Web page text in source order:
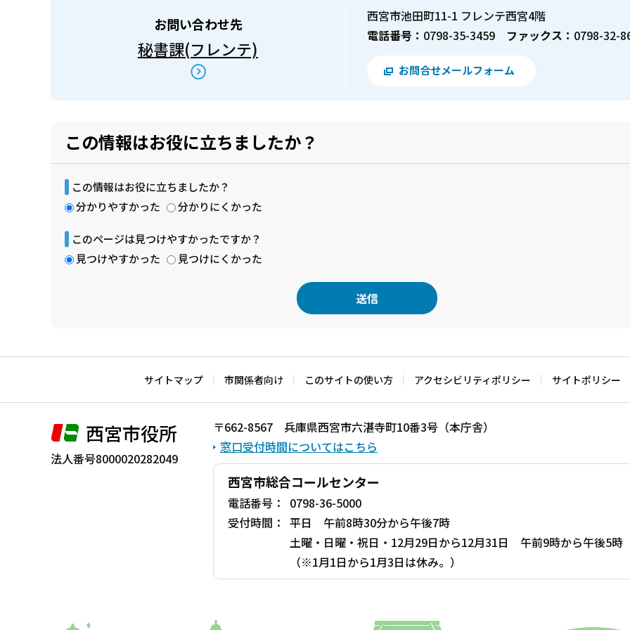
お問い合わせ先
秘書課(フレンテ)
西宮市池田町11-1 フレンテ西宮4階
電話番号： 0798-35-3459 ファックス： 0798-32-
お問合せメールフォーム
この情報はお役に立ちましたか？
この情報はお役に立ちましたか？
分かりやすかった
分かりにくかった
このページは見つけやすかったですか？
見つけやすかった
見つけにくかった
文
で
サイトマップ 市関係者向け このサイトの使い方 アクセシビリティポリシー サイトポリシー
西宮市役所
法人番号8000020282049
〒662-8567 兵庫県西宮市六湛寺町10番3号（本庁舎）
窓口受付時間についてはこちら
西宮市総合コールセンター
電話番号：
0798-36-5000
受付時間： 平日 午前8時30分から午後7時
土曜・日曜・祝日・12月29日から12月31日 午前9時から午後5時
（※1月1日から1月3日は休み。）